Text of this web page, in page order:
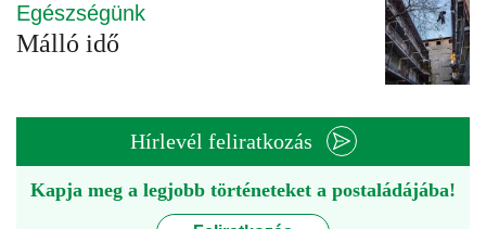
Egészségünk
Málló idő
Hírlevél feliratkozás
Kapja meg a legjobb történeteket a postaládájába!